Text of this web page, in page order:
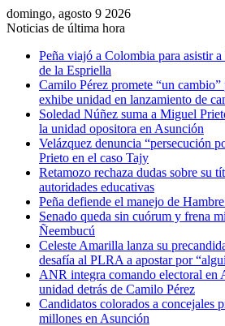
domingo, agosto 9 2026
Noticias de última hora
Peña viajó a Colombia para asistir
de la Espriella
Camilo Pérez promete “un
exhibe unidad en lanzamiento de
Soledad Núñez suma a Miguel
la unidad opositora en Asunción
Velázquez denuncia “persecución
Prieto en el caso Tajy
Retamozo rechaza dudas sobre su
autoridades educativas
Peña defiende el manejo de
Senado queda sin cuórum y frena
Ñeembucú
Celeste Amarilla lanza su
desafía al PLRA a apostar por
ANR integra comando electoral en
unidad detrás de Camilo Pérez
Candidatos colorados a concejales
millones en Asunción